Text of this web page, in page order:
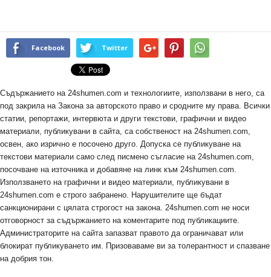
Facebook Twitter
Съдържанието на 24shumen.com и технологиите, използвани в него, са
под закрила на Закона за авторското право и сродните му права. Всички
статии, репортажи, интервюта и други текстови, графични и видео
материали, публикувани в сайта, са собственост на 24shumen.com,
освен, ако изрично е посочено друго. Допуска се публикуване на
текстови материали само след писмено съгласие на 24shumen.com,
посочване на източника и добавяне на линк към 24shumen.com.
Използването на графични и видео материали, публикувани в
24shumen.com е строго забранено. Нарушителите ще бъдат
санкционирани с цялата строгост на закона. 24shumen.com не носи
отговорност за съдържанието на коментарите под публикациите.
Администраторите на сайта запазват правото да ограничават или
блокират публикуването им. Призоваваме ви за толерантност и спазване
на добрия тон.